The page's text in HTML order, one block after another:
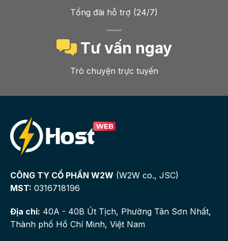
Tổng đài hỗ trợ (24/7)
Tư vấn ngay
Trò chuyện trực tuyến
CÔNG TY CỔ PHẦN W2W (W2W co., JSC)
MST: 0316718196
Địa chỉ: 40A - 40B Út Tịch, Phường Tân Sơn Nhất,
Thành phố Hồ Chí Minh, Việt Nam